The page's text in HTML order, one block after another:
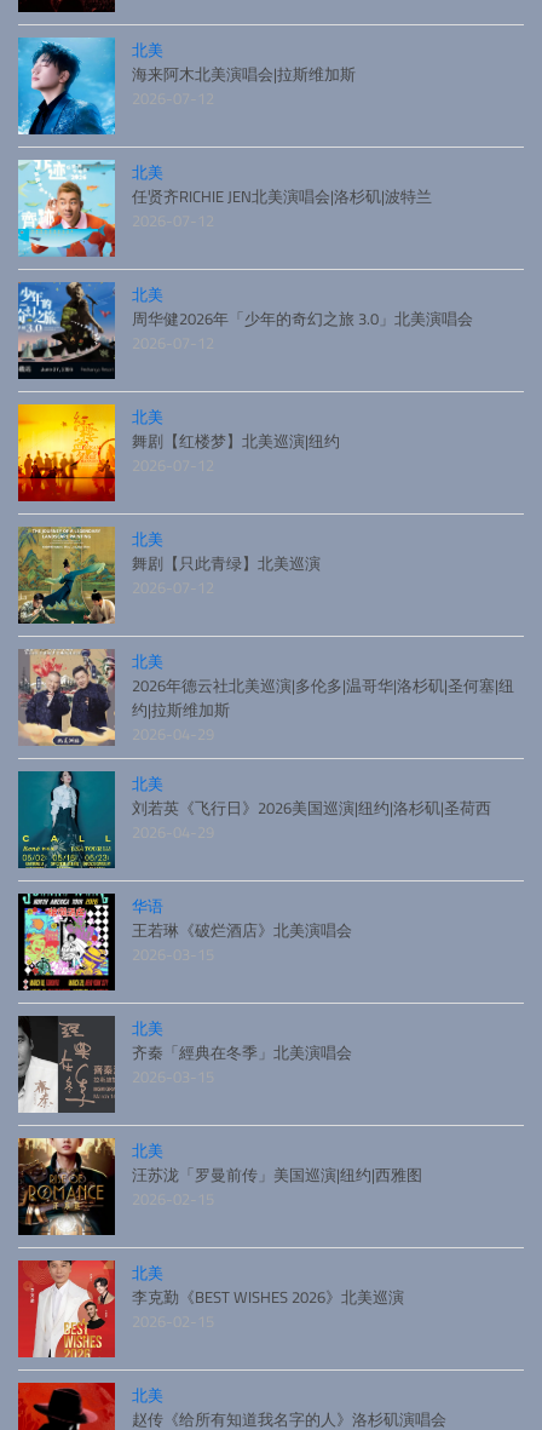
北美
海来阿木北美演唱会|拉斯维加斯
2026-07-12
北美
任贤齐RICHIE JEN北美演唱会|洛杉矶|波特兰
2026-07-12
北美
周华健2026年「少年的奇幻之旅 3.0」北美演唱会
2026-07-12
北美
舞剧【红楼梦】北美巡演|纽约
2026-07-12
北美
舞剧【只此青绿】北美巡演
2026-07-12
北美
2026年德云社北美巡演|多伦多|温哥华|洛杉矶|圣何塞|纽
约|拉斯维加斯
2026-04-29
北美
刘若英《飞行日》2026美国巡演|纽约|洛杉矶|圣荷西
2026-04-29
华语
王若琳《破烂酒店》北美演唱会
2026-03-15
北美
齐秦「經典在冬季」北美演唱会
2026-03-15
北美
汪苏泷「罗曼前传」美国巡演|纽约|西雅图
2026-02-15
北美
李克勤《BEST WISHES 2026》北美巡演
2026-02-15
北美
赵传《给所有知道我名字的人》洛杉矶演唱会